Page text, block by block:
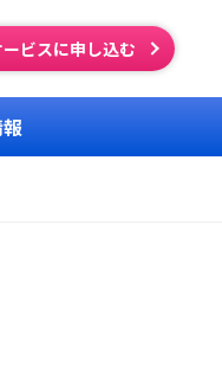
ビスに申し込む